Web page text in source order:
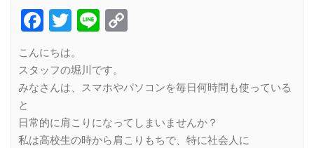
Facebook
Twitter
Line
こんにちは。
スタッフの堀川です。
みなさんは、スマホやパソコンを毎日何時間も使っている
と
日常的に肩こりになってしまいませんか？
私は高校生の時から肩こりもちで、特に社会人に